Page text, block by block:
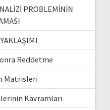
PROBLEMİNİN
Reddetme
Matrisleri
Kavramları